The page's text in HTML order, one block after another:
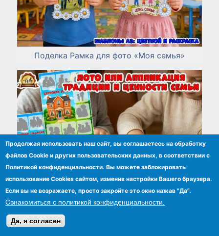
Поделка Рамка для фото «Моя семья»
Продолжая использовать наш сайт, вы соглашаетесь на обработку
файлов Сookie и других пользовательских данных, в соответствии с
Политикой конфиденциальности. Вы можете заблокировать
использование Cookies сайтом, изменив настройки Вашего браузера.
Если вы не возражаете, просто закройте это окно нажав "Да".
Ознакомиться с политикой конфиденциальности.
Да, я согласен